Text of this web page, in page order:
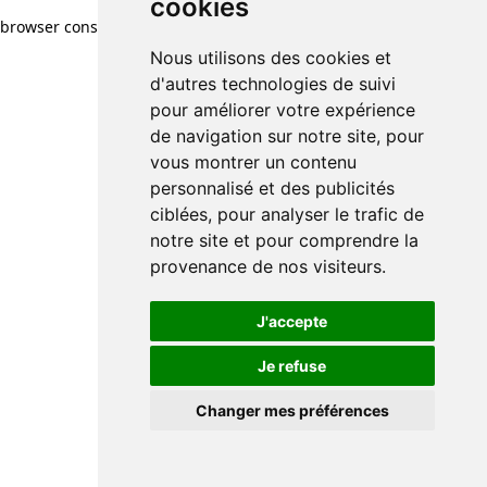
cookies
Nous utilisons des cookies et
d'autres technologies de suivi
pour améliorer votre expérience
de navigation sur notre site, pour
vous montrer un contenu
personnalisé et des publicités
ciblées, pour analyser le trafic de
notre site et pour comprendre la
provenance de nos visiteurs.
J'accepte
Je refuse
Changer mes préférences
cookies
Nous utilisons des cookies et
d'autres technologies de suivi
pour améliorer votre expérience
de navigation sur notre site, pour
vous montrer un contenu
personnalisé et des publicités
ciblées, pour analyser le trafic de
notre site et pour comprendre la
provenance de nos visiteurs.
J'accepte
Je refuse
Changer mes préférences
browser console for more information)